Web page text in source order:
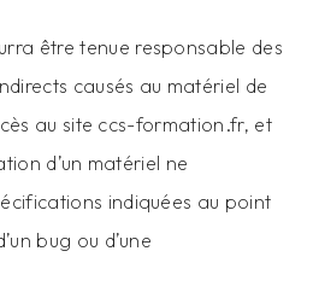
être tenue responsable des
causés au matériel de
au site ccs-formation.fr, et
d’un matériel ne
indiquées au point
bug ou d’une